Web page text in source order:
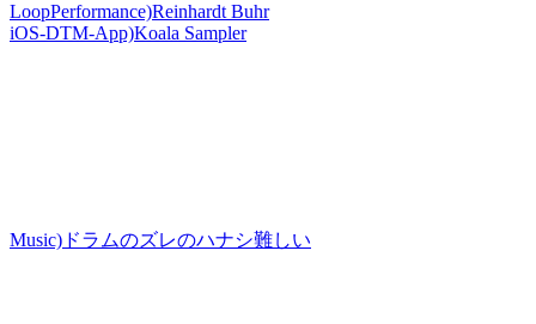
LoopPerformance)Reinhardt Buhr
iOS-DTM-App)Koala Sampler
Music)ドラムのズレのハナシ難しい